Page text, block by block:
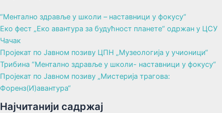
“Ментално здравље у школи – наставници у фокусу“
Еко фест „Еко авантура за будућност планете“ одржан у ЦСУ
Чачак
Пројекат по Јавном позиву ЦПН „Музеологија у учионици“
Трибина “Ментално здравље у школи- наставници у фокусу“
Пројекат по Јавном позиву „Мистерија трагова:
Форенз(И)авантура“
Најчитанији садржај